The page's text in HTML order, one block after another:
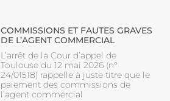
COMMISSIONS ET FAUTES GRAVES
DE L’AGENT COMMERCIAL
L’arrêt de la Cour d’appel de
Toulouse du 12 mai 2026 (n°
24/01518) rappelle à juste titre que le
paiement des commissions de
l’agent commercial